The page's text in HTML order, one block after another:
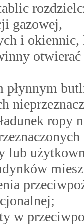
gazowej,
i
płynnym
lub
w